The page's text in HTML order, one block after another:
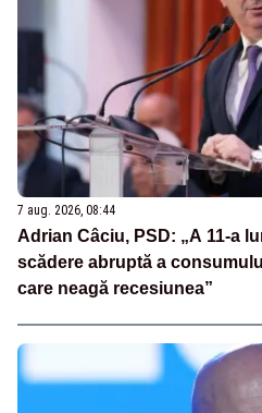
7 aug. 2026, 08:44
Adrian Câciu, PSD: „A 11-a
scădere abruptă a
care neagă recesiunea”